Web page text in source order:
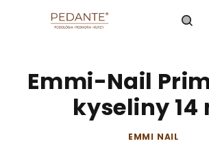
Emmi-Nail
kyseliny 14
EMMI NAIL